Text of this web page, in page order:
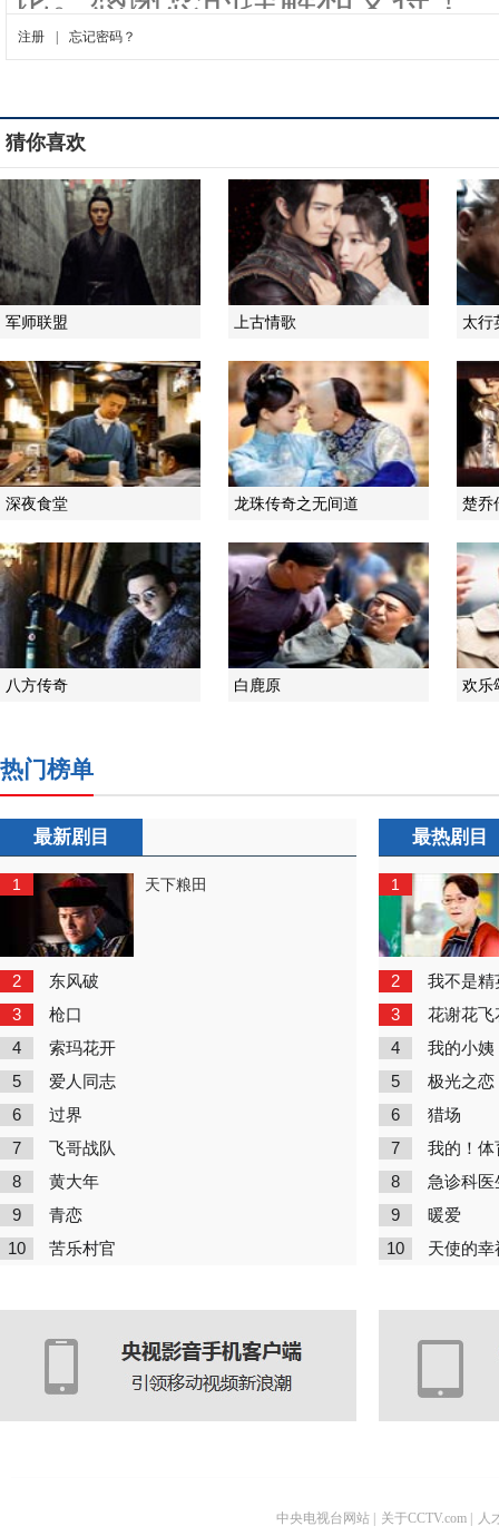
猜你喜欢
军师联盟 上古情歌 太行
深夜食堂 龙珠传奇之无间道 楚乔
八方传奇 白鹿原 欢乐
热门榜单
最新剧目
1 天下粮田
2 东风破
3 枪口
4 索玛花开
5 爱人同志
6 过界
7 飞哥战队
8 黄大年
9 青恋
10 苦乐村官
最热剧目
1
2 我不是精
3 花谢花飞
4 我的小姨
5 极光之恋
6 猎场
7 我的！体
8 急诊科医
9 暖爱
10 天使的幸
中央电视台网站 关于CCTV.com 人